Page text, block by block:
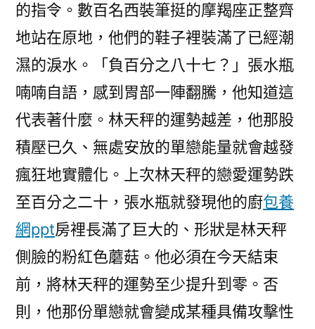
的指令。數百名西裝筆挺的摩羯座正整齊
地站在原地，他們的鞋子裡裝滿了已經潮
濕的淚水。「負百分之八十七？」張水瓶
喃喃自語，感到胃部一陣翻騰，他知道這
代表著什麼。林天秤的運勢越差，他那股
積壓已久、無處安放的單戀能量就會越發
瘋狂地實體化。上次林天秤的戀愛運勢跌
至百分之二十，張水瓶就發現他的廚包養
網ppt房裡長滿了巨大的、形狀是林天秤
側臉的粉紅色蘑菇。他必須在今天結束
前，將林天秤的運勢至少提升到零。否
則，他那份單戀就會變成某種具備攻擊性